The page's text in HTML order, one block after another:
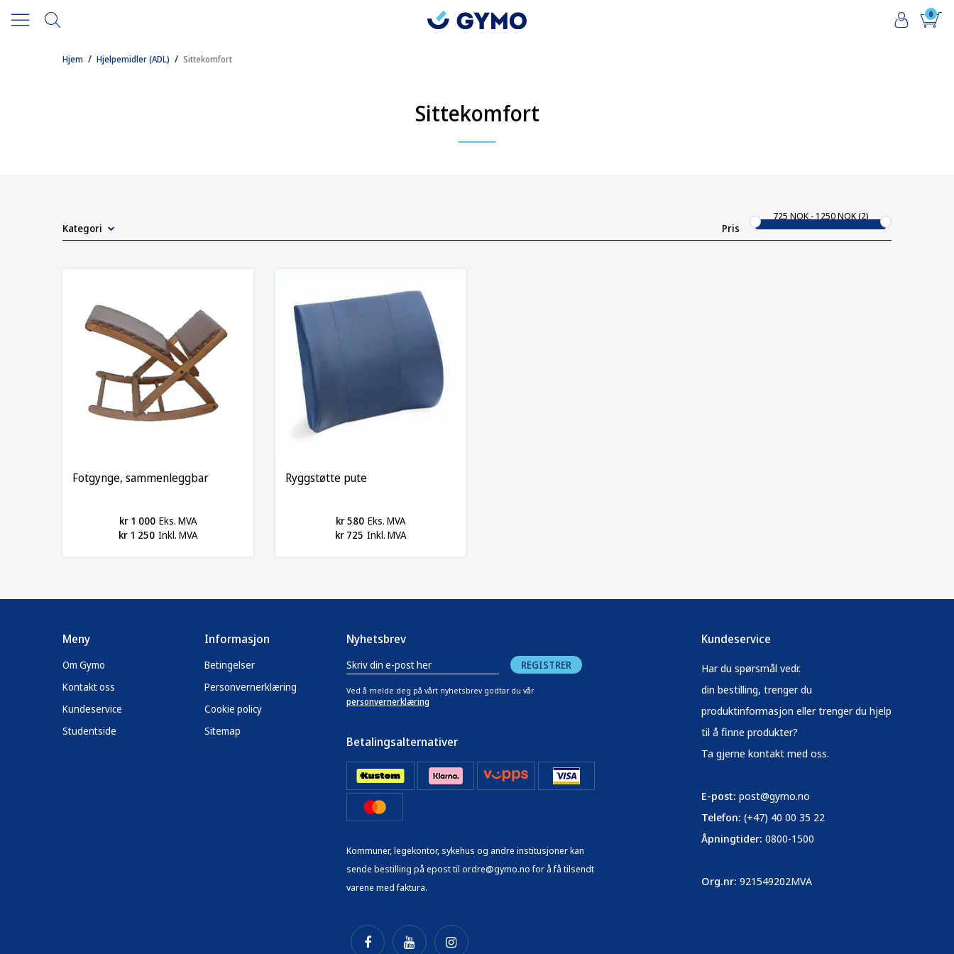
0
/
Hjem /
Hjelpemidler (ADL) Sittekomfort
Sittekomfort
Kategori Pris
725 NOK 1250NOK 2
Fotgynge, sammenleggbar
kr 1 000 Eks. MVA
kr 1 250 Inkl. MVA
Ryggstøtte pute
kr 580 Eks. MVA
kr 725 Inkl. MVA
Meny
Om Gymo
Kontakt oss
Kundeservice
Studentside
Informasjon
Betingelser
Personvernerklæring
Cookie policy
Sitemap
Nyhetsbrev
REGISTRER
Ved å melde deg på vårt nyhetsbrev godtar du vår
personvernerklæring
Betalingsalternativer
Kommuner, legekontor, sykehus og andre institusjoner kan
sende bestilling på epost til ordre@gymo.no for å få tilsendt
varene med faktura.
Kundeservice
Har du spørsmål vedr.
din bestilling, trenger du
produktinformasjon eller trenger du hjelp
til å finne produkter?
Ta gjerne kontakt med oss.
E-post: post@gymo.no
Telefon: (+47) 40 00 35 22
Åpningtider: 0800-1500
Org.nr: 921549202MVA